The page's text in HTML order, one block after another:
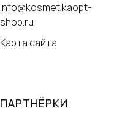
info@kosmetikaopt-
shop.ru
Карта сайта
ПАРТНЁРКИ